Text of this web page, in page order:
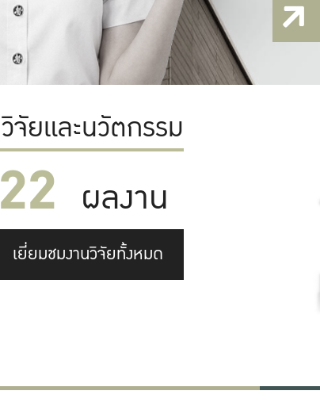
จัยและนวัตกรรม
ผลงาน
เยี่ยมชมงานวิจัยทั้งหมด